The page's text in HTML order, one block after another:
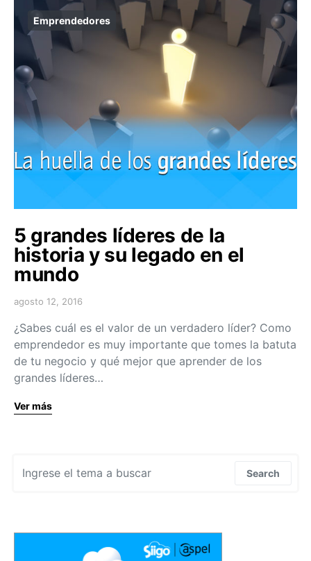
Emprendedores
5 grandes líderes de la
historia y su legado en el
mundo
agosto 12, 2016
¿Sabes cuál es el valor de un verdadero líder? Como
emprendedor es muy importante que tomes la batuta
de tu negocio y qué mejor que aprender de los
grandes líderes…
Ver más
Search